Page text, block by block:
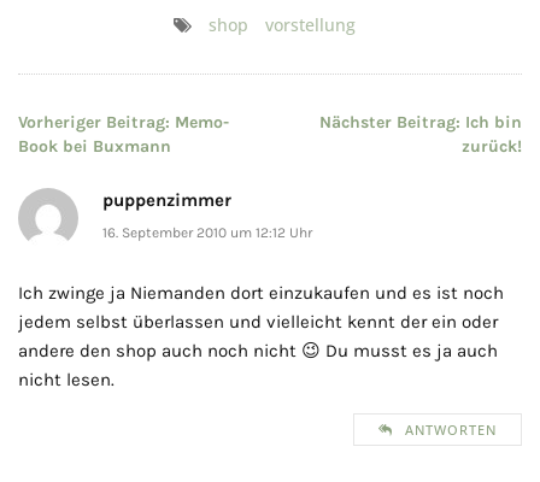
shop vorstellung
Beitragsnavigation
Vorheriger Beitrag: Memo-
Book bei Buxmann
Nächster Beitrag: Ich bin
zurück!
puppenzimmer
16. September 2010 um 12:12 Uhr
Ich zwinge ja Niemanden dort einzukaufen und es ist noch
jedem selbst überlassen und vielleicht kennt der ein oder
andere den shop auch noch nicht 😉 Du musst es ja auch
nicht lesen.
ANTWORTEN